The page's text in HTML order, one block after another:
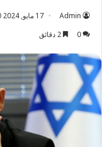
Admin 17 مايو, 2024 1:00 م
0